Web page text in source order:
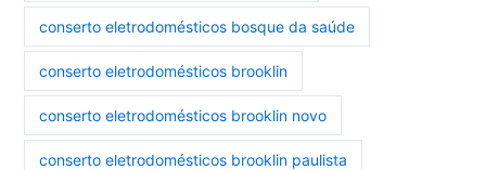
conserto eletrodomésticos bosque da saúde
conserto eletrodomésticos brooklin
conserto eletrodomésticos brooklin novo
conserto eletrodomésticos brooklin paulista